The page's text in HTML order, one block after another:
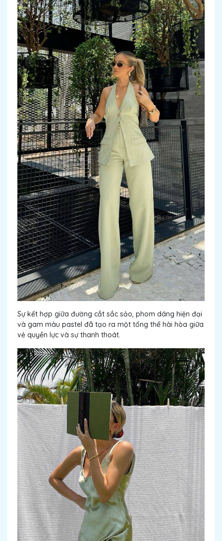
Sự kết hợp giữa đường cắt sắc sảo, phom dáng hiện đại
và gam màu pastel đã tạo ra một tổng thể hài hòa giữa
vẻ quyền lực và sự thanh thoát.